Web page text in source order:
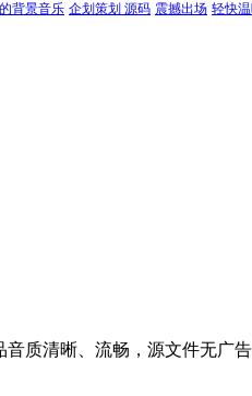
背景音乐 企划策划 源码 震撼出场 轻快
质清晰、流畅，源文件无